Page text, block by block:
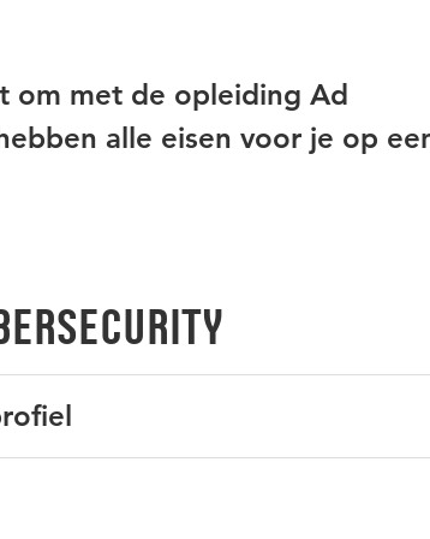
om met de opleiding Ad
alle eisen voor je op